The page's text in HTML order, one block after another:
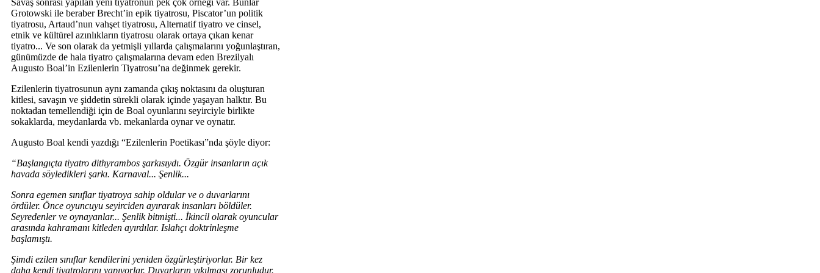
Savaş sonrası yapılan yeni tiyatronun pek çok örneği var. Bunlar
Grotowski ile beraber Brecht’in epik tiyatrosu, Piscator’un politik
tiyatrosu, Artaud’nun vahşet tiyatrosu, Alternatif tiyatro ve cinsel,
etnik ve kültürel azınlıkların tiyatrosu olarak ortaya çıkan kenar
tiyatro... Ve son olarak da yetmişli yıllarda çalışmalarını yoğunlaştıran,
günümüzde de hala tiyatro çalışmalarına devam eden Brezilyalı
Augusto Boal’in Ezilenlerin Tiyatrosu’na değinmek gerekir.
Ezilenlerin tiyatrosunun aynı zamanda çıkış noktasını da oluşturan
kitlesi, savaşın ve şiddetin sürekli olarak içinde yaşayan halktır. Bu
noktadan temellendiği için de Boal oyunlarını seyirciyle birlikte
sokaklarda, meydanlarda vb. mekanlarda oynar ve oynatır.
Augusto Boal kendi yazdığı “Ezilenlerin Poetikası”nda şöyle diyor:
“Başlangıçta tiyatro dithyrambos şarkısıydı. Özgür insanların açık
havada söyledikleri şarkı. Karnaval... Şenlik...
Sonra egemen sınıflar tiyatroya sahip oldular ve o duvarlarını
ördüler. Önce oyuncuyu seyirciden ayırarak insanları böldüler.
Seyredenler ve oynayanlar... Şenlik bitmişti... İkincil olarak oyuncular
arasında kahramanı kitleden ayırdılar. Islahçı doktrinleşme
başlamıştı.
Şimdi ezilen sınıflar kendilerini yeniden özgürleştiriyorlar. Bir kez
daha kendi tiyatrolarını yapıyorlar. Duvarların yıkılması zorunludur.